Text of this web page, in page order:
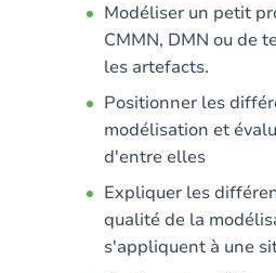
Modéliser un petit
CMMN, DMN ou de
les artefacts.
Positionner les
modélisation et
d'entre elles
Expliquer les
qualité de la
s'appliquent à une